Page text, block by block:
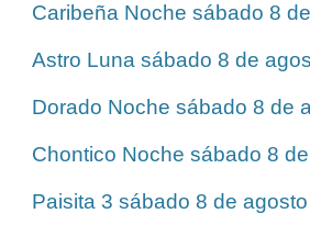
Caribeña Noche sábado 8
Astro Luna sábado 8 de
Dorado Noche sábado 8 de
Chontico Noche sábado 8
Paisita 3 sábado 8 de